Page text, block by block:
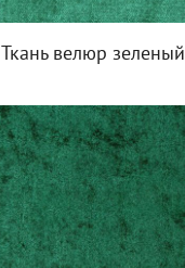
Ткань велюр зеленый